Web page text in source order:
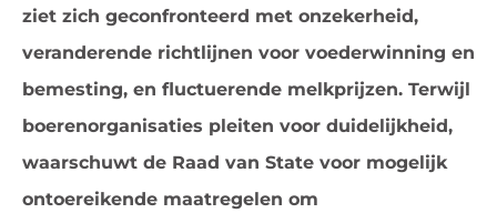
ziet zich geconfronteerd met onzekerheid,
veranderende richtlijnen voor voederwinning en
bemesting, en fluctuerende melkprijzen. Terwijl
boerenorganisaties pleiten voor duidelijkheid,
waarschuwt de Raad van State voor mogelijk
ontoereikende maatregelen om